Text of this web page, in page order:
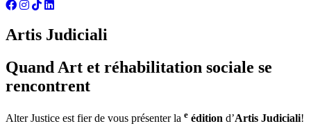
Artis Judiciali
Quand Art et réhabilitation sociale se
rencontrent
Alter Justice est fier de vous présenter la e édition d’Artis Judiciali!